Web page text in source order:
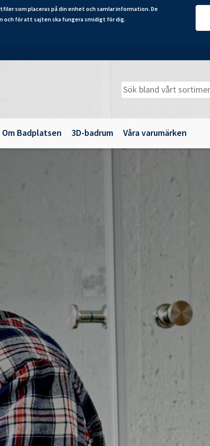
som placeras på din enhet och samlar information. De
och för att sajten ska fungera smidigt för dig.
Tillbehör till badrumsmöbler
Tvättställsblandare
Tvättställsblandare för
inbyggnad
Beröringsfria
tvättställsblandare
Avloppsarmatur och tillbehör
Om Badplatsen 3D-badrum Våra varumärken